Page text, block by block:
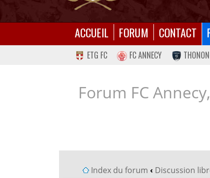
ACCUEIL FORUM CONTACT
ETG FC FC ANNECY
Forum FC
Index du forum ‹ Discussion